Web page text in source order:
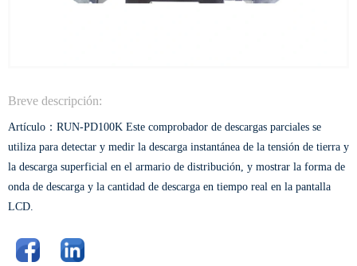
Breve descripción:
Artículo：RUN-PD100K Este comprobador de descargas parciales se
utiliza para detectar y medir la descarga instantánea de la tensión de tierra y
la descarga superficial en el armario de distribución, y mostrar la forma de
onda de descarga y la cantidad de descarga en tiempo real en la pantalla
LCD.